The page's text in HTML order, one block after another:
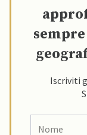
Iscriviti